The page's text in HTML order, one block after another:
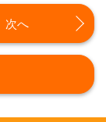
次へ